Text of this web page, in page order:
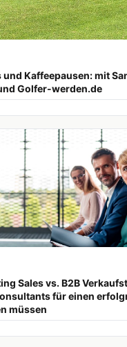
Kaffeepausen: mit
Golfer-werden.de
Sales vs. B2B
für einen
müssen